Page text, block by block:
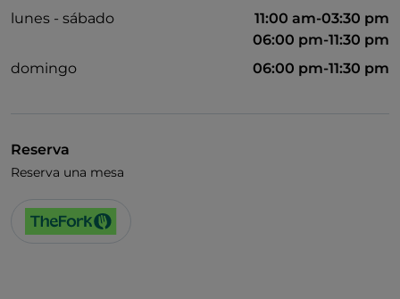
lunes - sábado
11:00 am-03:30 pm
06:00 pm-11:30 pm
domingo
06:00 pm-11:30 pm
Reserva
Reserva una mesa